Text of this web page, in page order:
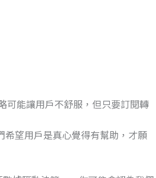
可能讓用戶不舒服，但只要訂閱轉
希望用戶是真心覺得有幫助，才願